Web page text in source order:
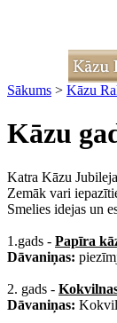
Sākums > Kāzu
Kāzu
Katra Kāzu
Zemāk vari
Smelies idejas un
1.gads - Papīra
Dāvaniņas:
2. gads -
Dāvaniņas: